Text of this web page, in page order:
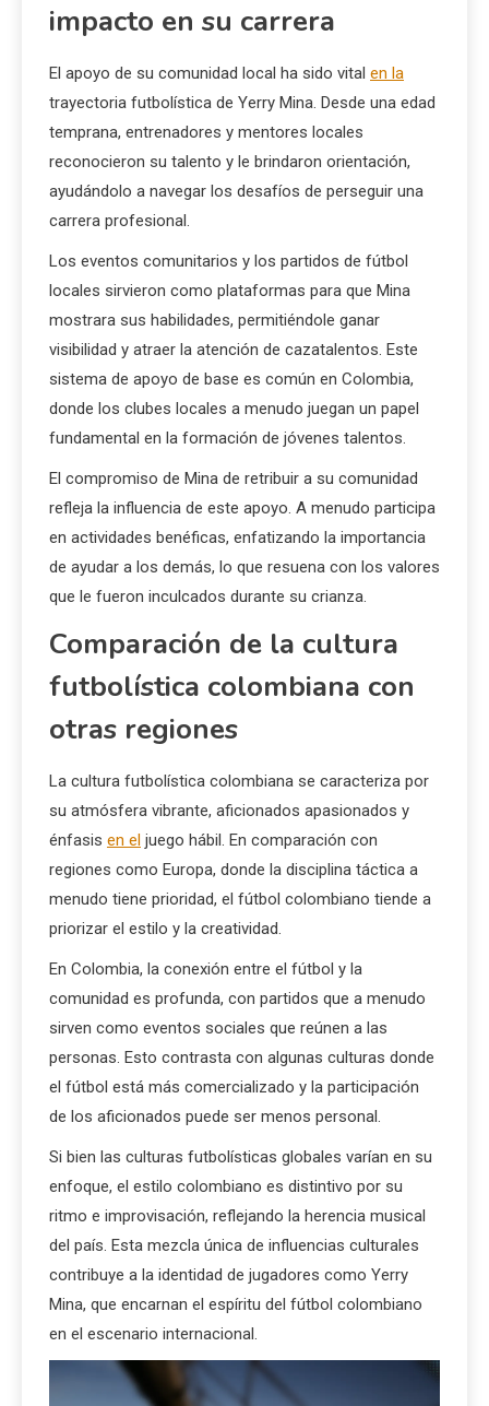
impacto en su carrera
El apoyo de su comunidad local ha sido vital en la
trayectoria futbolística de Yerry Mina. Desde una edad
temprana, entrenadores y mentores locales
reconocieron su talento y le brindaron orientación,
ayudándolo a navegar los desafíos de perseguir una
carrera profesional.
Los eventos comunitarios y los partidos de fútbol
locales sirvieron como plataformas para que Mina
mostrara sus habilidades, permitiéndole ganar
visibilidad y atraer la atención de cazatalentos. Este
sistema de apoyo de base es común en Colombia,
donde los clubes locales a menudo juegan un papel
fundamental en la formación de jóvenes talentos.
El compromiso de Mina de retribuir a su comunidad
refleja la influencia de este apoyo. A menudo participa
en actividades benéficas, enfatizando la importancia
de ayudar a los demás, lo que resuena con los valores
que le fueron inculcados durante su crianza.
Comparación de la cultura
futbolística colombiana con
otras regiones
La cultura futbolística colombiana se caracteriza por
su atmósfera vibrante, aficionados apasionados y
énfasis en el juego hábil. En comparación con
regiones como Europa, donde la disciplina táctica a
menudo tiene prioridad, el fútbol colombiano tiende a
priorizar el estilo y la creatividad.
En Colombia, la conexión entre el fútbol y la
comunidad es profunda, con partidos que a menudo
sirven como eventos sociales que reúnen a las
personas. Esto contrasta con algunas culturas donde
el fútbol está más comercializado y la participación
de los aficionados puede ser menos personal.
Si bien las culturas futbolísticas globales varían en su
enfoque, el estilo colombiano es distintivo por su
ritmo e improvisación, reflejando la herencia musical
del país. Esta mezcla única de influencias culturales
contribuye a la identidad de jugadores como Yerry
Mina, que encarnan el espíritu del fútbol colombiano
en el escenario internacional.